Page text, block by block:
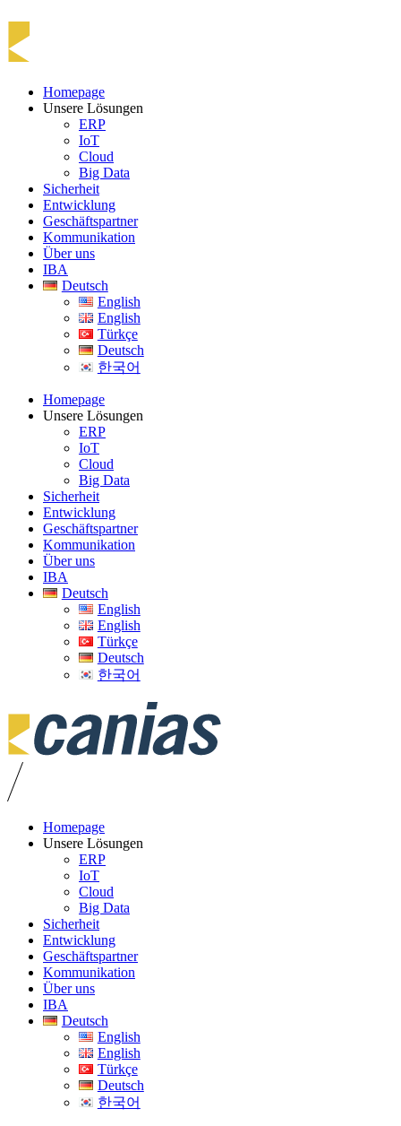
Homepage
Unsere Lösungen
ERP
IoT
Cloud
Big Data
Sicherheit
Entwicklung
Geschäftspartner
Kommunikation
Über uns
IBA
Deutsch
English
English
Türkçe
Deutsch
한국어
Homepage
Unsere Lösungen
ERP
IoT
Cloud
Big Data
Sicherheit
Entwicklung
Geschäftspartner
Kommunikation
Über uns
IBA
Deutsch
English
English
Türkçe
Deutsch
한국어
Homepage
Unsere Lösungen
ERP
IoT
Cloud
Big Data
Sicherheit
Entwicklung
Geschäftspartner
Kommunikation
Über uns
IBA
Deutsch
English
English
Türkçe
Deutsch
한국어